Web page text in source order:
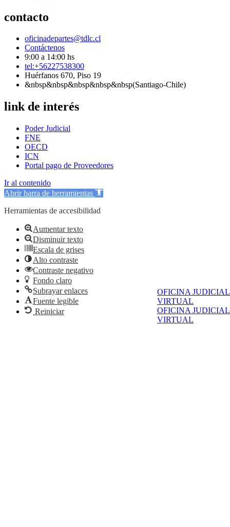
OFICINA JUDICIAL
VIRTUAL
OFICINA JUDICIAL
VIRTUAL
contacto
oficinadepartes@tdlc.cl
Contáctenos
9:00 a 14:00 hs
tel:+56227538300
Huérfanos 670, Piso 19
&nbsp&nbsp&nbsp&nbsp&nbsp(Santiago-Chile)
link de interés
Poder Judicial
FNE
OECD
ICN
Portal pago de Proveedores
Ir al contenido
Abrir barra de herramientas
Herramientas de accesibilidad
Aumentar texto
Disminuir texto
Escala de grises
Alto contraste
Contraste negativo
Fondo claro
Subrayar enlaces
Fuente legible
Reiniciar